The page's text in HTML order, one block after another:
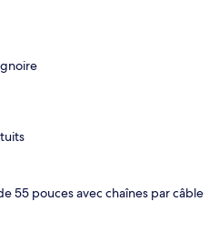
55 pouces avec chaînes par câble